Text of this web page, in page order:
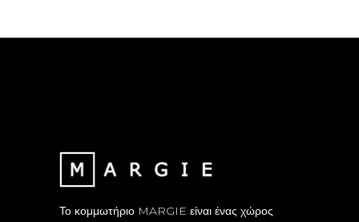
Το κομμωτήριο MARGIE είναι ένας χώρος